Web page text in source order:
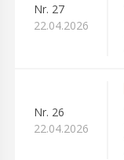
Nr. 27
22.04.2026
Nr. 26
22.04.2026